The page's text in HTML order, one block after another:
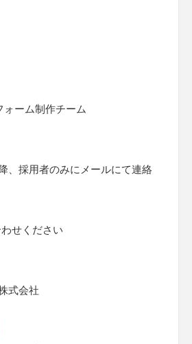
ォーム制作チーム
、採用者のみにメールにて連絡
せください
式会社